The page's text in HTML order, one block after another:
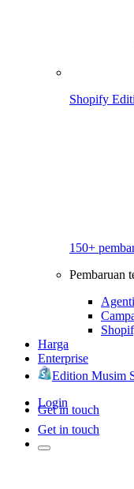
Shopify
150+
Pembaruan
Harga
Enterprise
Edition Musim
Login
Get in touch
Get in touch